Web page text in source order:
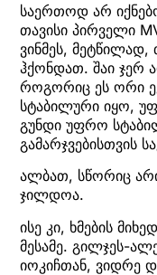
საერთოდ არ
თავისი პირველი
ვინმეს, მეტწილად,
ჰქონდათ. შაი ჯერ
როგორიც ეს ორი
სტაბილური იყო,
გუნდი უფრო
გამარჯვებისთვის
ალბათ, სწორიც
ჯილდოა.
ისე კი, ხმების
მესამე. გილჯეს-
იოკიჩთან, ვიდრე